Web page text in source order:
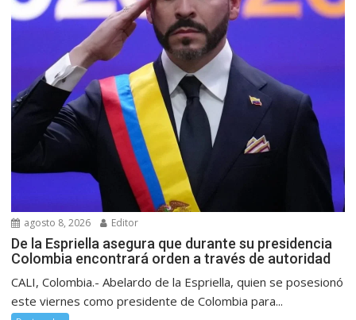
agosto 8, 2026 Editor
De la Espriella asegura que durante su presidencia
Colombia encontrará orden a través de autoridad
CALI, Colombia.- Abelardo de la Espriella, quien se posesionó
este viernes como presidente de Colombia para...